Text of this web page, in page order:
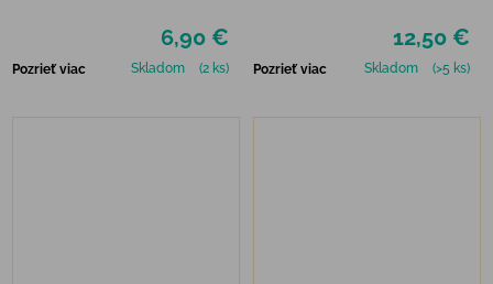
6,90 €
Pozrieť viac Skladom (2 ks)
12,50 €
Pozrieť viac Skladom (>5 ks)